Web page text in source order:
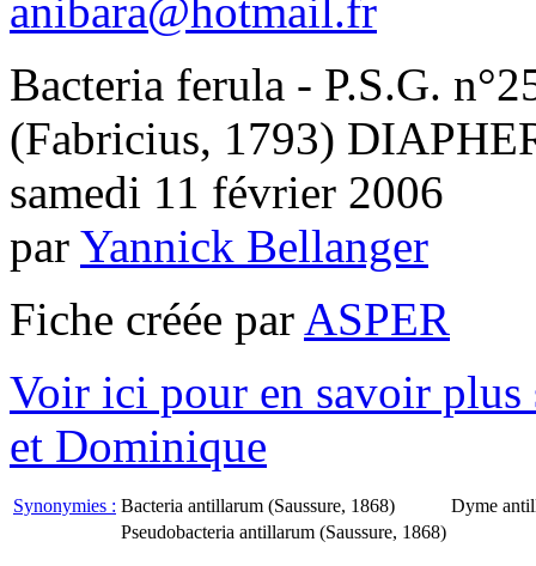
anibara@hotmail.fr
Bacteria ferula - P.S.G.
(Fabricius, 1793)
samedi 11 février 2006
par Yannick Bellanger
Fiche créée par ASPER
Voir ici pour en savoir plus
et Dominique
Synonymies : Bacteria antillarum (Saussure, 1868)
Dyme
Pseudobacteria antillarum (Saussure, 1868)